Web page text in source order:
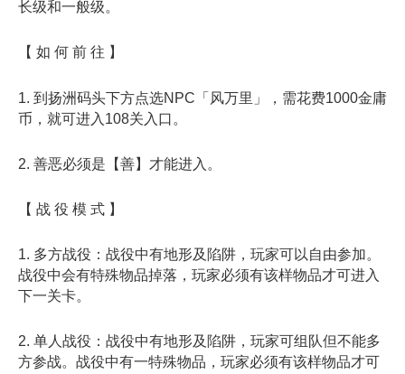
长级和一般级。
【 如 何 前 往 】
1. 到扬洲码头下方点选NPC「风万里」，需花费1000金庸
币，就可进入108关入口。
2. 善恶必须是【善】才能进入。
【 战 役 模 式 】
1. 多方战役：战役中有地形及陷阱，玩家可以自由参加。
战役中会有特殊物品掉落，玩家必须有该样物品才可进入
下一关卡。
2. 单人战役：战役中有地形及陷阱，玩家可组队但不能多
方参战。战役中有一特殊物品，玩家必须有该样物品才可